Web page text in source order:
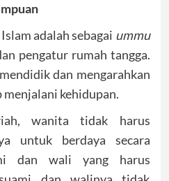
adalah sebagai ummu
pengatur rumah tangga.
dan mengarahkan
menjalani kehidupan.
wanita tidak harus
untuk berdaya secara
dan wali yang harus